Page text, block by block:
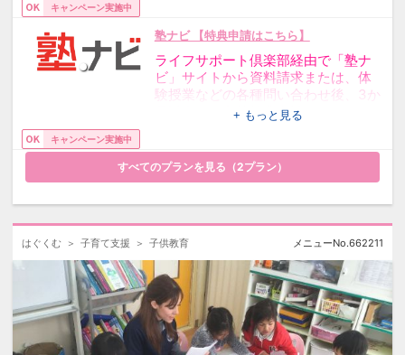
JCB商品券「11,000円」を
進呈
（1世帯あたり1年に1回）
る」というバナーの下に「※キャンペーン
という文言がある塾に入塾の場合、特典
の対象外となります。
ります。
※商品券のお届けは、申請されてから3ヵ月
以内になります。
※商品券の進呈は、資料請求後3ヵ月以内に
入塾及び特典の申請が
完了された方が対象となります。
(例：3月10日にお問い合わせいただいた
場合、6月10日までに申請が必要となりま
す)
キャンペーン実施中
塾ナビ 【特典申請はこちら】
ライフサポート倶楽部経由で「塾ナ
ビ」サイトから資料請求または、体
験授業などの各種問い合わせ後、3か
月以内でに入塾特典申請いただいた
JCB商品券「11,000円」を
進呈
（1世帯あたり1年に1回）
い金額”について
プレゼント金額は、入塾された"塾のカテゴ
リ”により以下の通り異なります。
また、塾への支払い金額（授業料、短期講習
の講習料など）が以下表の金額に満たない場
合、お申し込みを無効とさせていただきま
す。
+ もっと見る
キャンペーン実施中
すべてのプランを見る（2プラン）
はぐくむ 子育て支援 子供教育 メニューNo.662211